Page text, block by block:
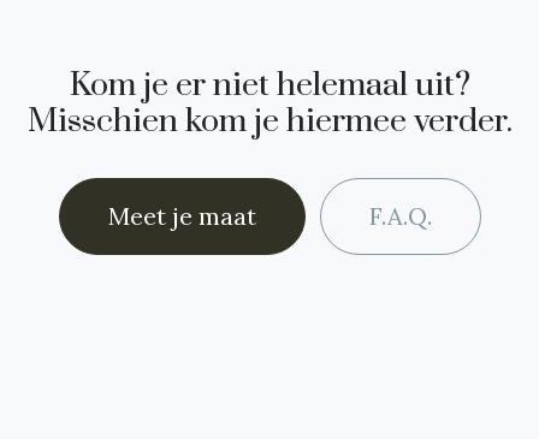
Kom je er niet helemaal uit?
Misschien kom je hiermee verder.
Meet je maat F.A.Q.